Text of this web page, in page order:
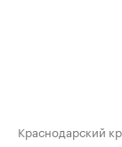
Краснодарский